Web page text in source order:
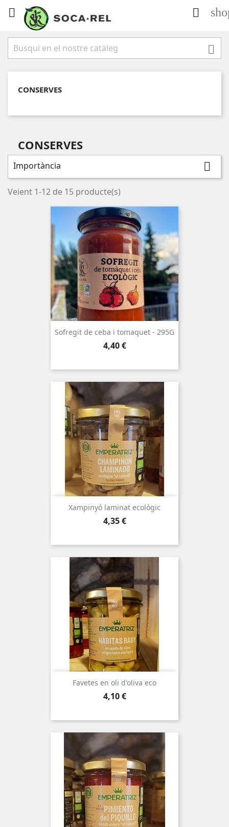
 

CONSERVES
CONSERVES
Importància 
Veient 1-12 de 15 producte(s)
Sofregit de ceba i tomaquet - 295G
Preu
4,40 €
Xampinyó laminat ecològic
Preu
4,35 €
Favetes en oli d'oliva eco
Preu
4,10 €